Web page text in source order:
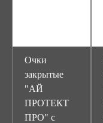
Очки
закрытые
"АЙ
ПРОТЕКТ
ПРО" с